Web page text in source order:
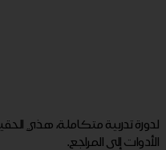
لدورة تدربية متكاملة، هذي
الأدوات إلى المراجع.